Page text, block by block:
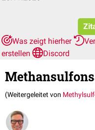
Was zeigt hierher
erstellen
Discord
(Weitergeleitet von